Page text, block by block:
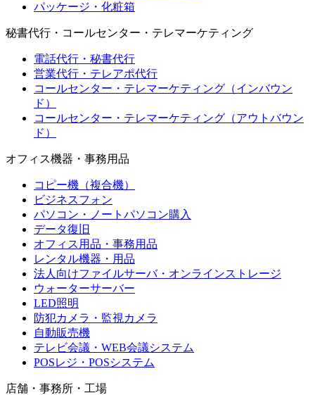
パッケージ・化粧箱
秘書代行・コールセンター・テレマーケティング
電話代行・秘書代行
営業代行・テレアポ代行
コールセンター・テレマーケティング（インバウン
ド）
コールセンター・テレマーケティング（アウトバウン
ド）
オフィス機器・事務用品
コピー機（複合機）
ビジネスフォン
パソコン・ノートパソコン購入
データ復旧
オフィス用品・事務用品
レンタル機器・用品
法人向けファイルサーバ・オンラインストレージ
ウォーターサーバー
LED照明
防犯カメラ・監視カメラ
自動販売機
テレビ会議・WEB会議システム
POSレジ・POSシステム
店舗・事務所・工場